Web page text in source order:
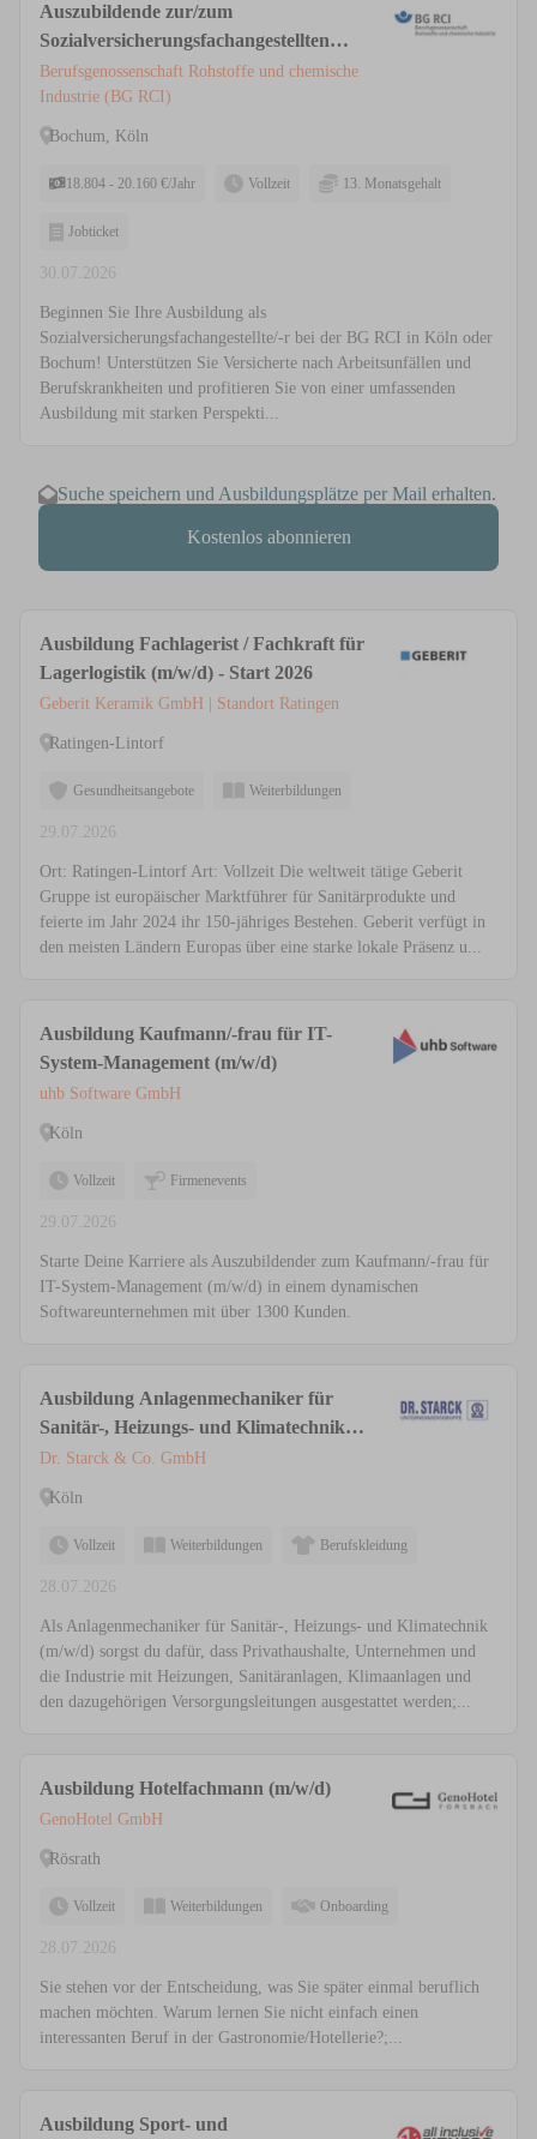
Auszubildende zur/zum
Sozialversicherungsfachangestellten
(m/w/d) Köln, Bochum
Berufsgenossenschaft Rohstoffe und chemische
Industrie (BG RCI)
Bochum, Köln
18.804 - 20.160 €/Jahr Vollzeit 13. Monatsgehalt
Jobticket
30.07.2026
Beginnen Sie Ihre Ausbildung als
Sozialversicherungsfachangestellte/-r bei der BG RCI in Köln oder
Bochum! Unterstützen Sie Versicherte nach Arbeitsunfällen und
Berufskrankheiten und profitieren Sie von einer umfassenden
Ausbildung mit starken Perspekti...
Suche speichern und Ausbildungsplätze per Mail erhalten.
Kostenlos abonnieren
Ausbildung Fachlagerist / Fachkraft für
Lagerlogistik (m/w/d) - Start 2026
Geberit Keramik GmbH | Standort Ratingen
Ratingen-Lintorf
Gesundheitsangebote Weiterbildungen
29.07.2026
Ort: Ratingen-Lintorf Art: Vollzeit Die weltweit tätige Geberit
Gruppe ist europäischer Marktführer für Sanitärprodukte und
feierte im Jahr 2024 ihr 150-jähriges Bestehen. Geberit verfügt in
den meisten Ländern Europas über eine starke lokale Präsenz u...
Ausbildung Kaufmann/-frau für IT-
System-Management (m/w/d)
uhb Software GmbH
Köln
Vollzeit Firmenevents
29.07.2026
Starte Deine Karriere als Auszubildender zum Kaufmann/-frau für
IT-System-Management (m/w/d) in einem dynamischen
Softwareunternehmen mit über 1300 Kunden.
Ausbildung Anlagenmechaniker für
Sanitär-, Heizungs- und Klimatechnik
(m/w/d)
Dr. Starck & Co. GmbH
Köln
Vollzeit Weiterbildungen Berufskleidung
28.07.2026
Als Anlagenmechaniker für Sanitär-, Heizungs- und Klimatechnik
(m/w/d) sorgst du dafür, dass Privathaushalte, Unternehmen und
die Industrie mit Heizungen, Sanitäranlagen, Klimaanlagen und
den dazugehörigen Versorgungsleitungen ausgestattet werden;...
Ausbildung Hotelfachmann (m/w/d)
GenoHotel GmbH
Rösrath
Vollzeit Weiterbildungen Onboarding
28.07.2026
Sie stehen vor der Entscheidung, was Sie später einmal beruflich
machen möchten. Warum lernen Sie nicht einfach einen
interessanten Beruf in der Gastronomie/Hotellerie?;...
Ausbildung Sport- und